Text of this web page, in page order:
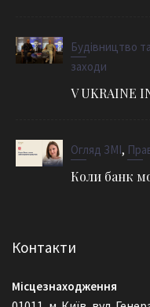
Будівництво
заходи
V UKRAINE
Огляд ЗМІ,
Коли банк
Контакти
Місцезнаходження